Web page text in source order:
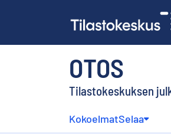
OTOS
Tilastokeskuksen
KokoelmatSelaa